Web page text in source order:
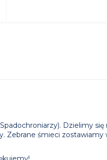
Dzielimy
Zebrane śmieci